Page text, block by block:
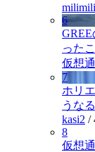
milimili
6
った
仮想
7
ホリ
うな
kasi2 /
8
仮想